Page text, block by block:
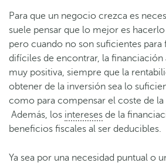
Para que un negocio crezca es
suele pensar que lo mejor es
pero cuando no son suficientes para
difíciles de encontrar, la financiación
muy positiva, siempre que la
obtener de la inversión sea lo
como para compensar el coste de
Además, los intereses de la
beneficios fiscales al ser deducibles.
Ya sea por una necesidad puntual o